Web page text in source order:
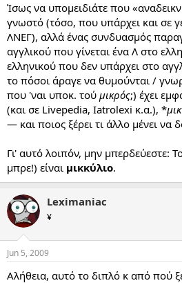
r
t
e
r
Ίσως να υπομειδιάτε που
γνωστό (τόσο, που υπάρχει και σε
ΛΝΕΓ), αλλά ένας συνδυασμός
αγγλικού που γίνεται ένα Λ στο
ελληνικού που δεν υπάρχει στο
το πόσοι άραγε να θυμούνται /
που 'ναι υποκ. τού μικρός;) έχει
(και σε Livepedia, Iatrolexi κ.α.), *
— και ποιος ξέρει τι άλλο μένει να
Γι' αυτό λοιπόν, μην μπερδεύεστε:
μπρε!) είναι μικκύλιο.
Leximaniac
¥
Jun 5, 2009
Αλήθεια, αυτό το διπλό κ από πού